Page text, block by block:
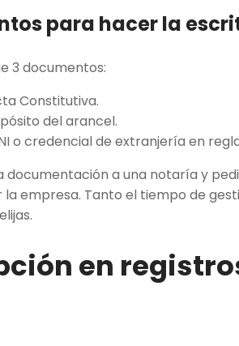
para hacer la
3 documentos:
Constitutiva.
del arancel.
o credencial de extranjería en
documentación a una notaría y
empresa. Tanto el tiempo de
en